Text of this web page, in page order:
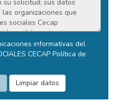
informativas del
CECAP Política de